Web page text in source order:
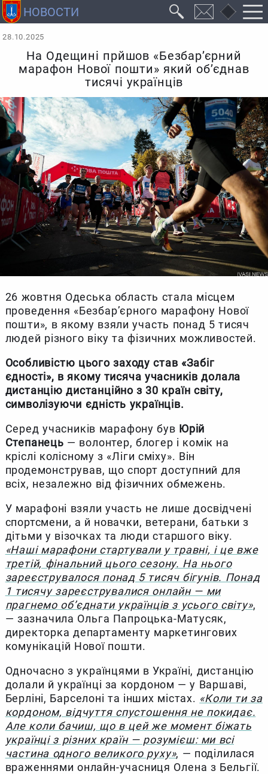
28.10.2025
На Одещині прйшов «Безбар’єрний
марафон Нової пошти» який об’єднав
тисячі українців
26 жовтня Одеська область стала місцем
проведення «Безбар’єрного марафону Нової
пошти», в якому взяли участь понад 5 тисяч
людей різного віку та фізичних можливостей.
Особливістю цього заходу став «Забіг
єдності», в якому тисяча учасників долала
дистанцію дистанційно з 30 країн світу,
символізуючи єдність українців.
Серед учасників марафону був Юрій
Степанець — волонтер, блогер і комік на
кріслі колісному з «Ліги сміху». Він
продемонстрував, що спорт доступний для
всіх, незалежно від фізичних обмежень.
У марафоні взяли участь не лише досвідчені
спортсмени, а й новачки, ветерани, батьки з
дітьми у візочках та люди старшого віку.
«Наші марафони стартували у травні, і це вже
третій, фінальний цього сезону. На нього
зареєструвалося понад 5 тисяч бігунів. Понад
1 тисячу зареєструвалися онлайн — ми
прагнемо об’єднати українців з усього світу»,
— зазначила Ольга Папроцька-Матусяк,
директорка департаменту маркетингових
комунікацій Нової пошти.
Одночасно з українцями в Україні, дистанцію
долали й українці за кордоном — у Варшаві,
Берліні, Барселоні та інших містах. «Коли ти за
кордоном, відчуття спустошення не покидає.
Але коли бачиш, що в цей же момент біжать
українці з різних країн — розумієш: ми всі
частина одного великого руху», — поділилася
враженнями онлайн-учасниця Олена з Бельгії.